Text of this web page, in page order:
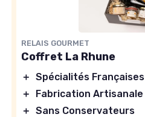
RELAIS GOURMET
Coffret La Rhune
＋ Spécialités Françaises
＋
Fabrication Artisanale
＋ Sans Conservateurs